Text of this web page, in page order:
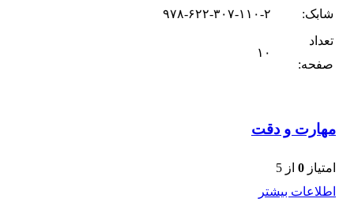
شابک:
۹۷۸-۶۲۲-۳۰۷-۱۱۰-۲
تعداد
صفحه:
۱۰
مهارت و دقت
امتیاز 0 از 5
اطلاعات بیشتر